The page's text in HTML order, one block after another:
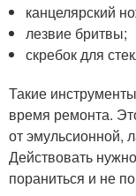
канцелярский
лезвие бритвы;
скребок для
Такие
время ремонта.
от эмульсионной,
Действовать
пораниться и не